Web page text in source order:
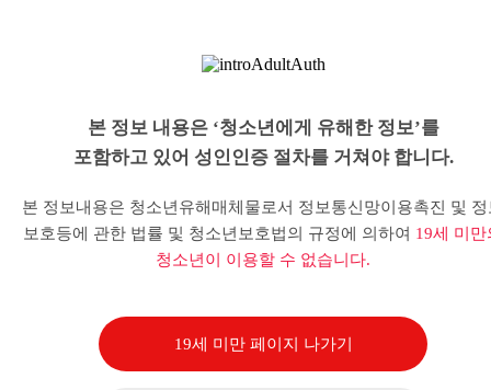
본 정보 내용은 ‘청소년에게 유해한 정보’를
포함하고 있어 성인인증 절차를 거쳐야 합니다.
본 정보내용은 청소년유해매체물로서 정보통신망이용촉진 및 정
보호등에 관한 법률 및 청소년보호법의 규정에 의하여 19세 미만
청소년이 이용할 수 없습니다.
19세 미만 페이지 나가기